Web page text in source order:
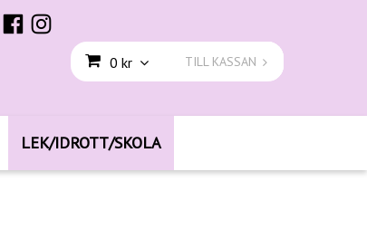
0 kr TILL KASSAN
LEK/IDROTT/SKOLA